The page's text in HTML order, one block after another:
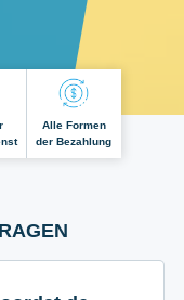
Alle Formen
der Bezahlung